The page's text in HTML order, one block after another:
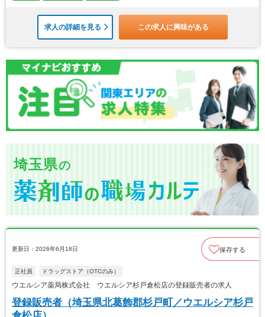
求人の詳細を見る この求人に興味がある
埼玉県の
更新日：2026年6月18日 保存する
正社員 ドラッグストア（OTCのみ）
ウエルシア薬局株式会社 ウエルシア杉戸倉松店の登録販売者の求人
登録販売者（埼玉県北葛飾郡杉戸町／ウエルシア杉戸